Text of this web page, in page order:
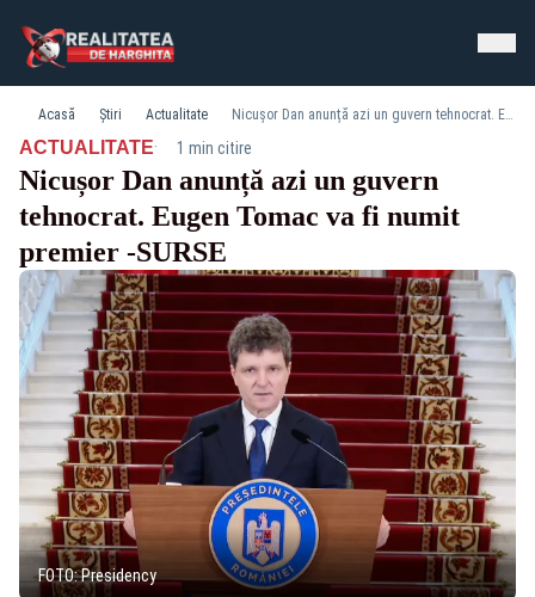
Acasă Știri Actualitate Nicușor Dan anunță azi un guvern tehnocrat. Eugen Tomac va fi numit premier -SURSE
ACTUALITATE· 1 min citire
Nicușor Dan anunță azi un guvern
tehnocrat. Eugen Tomac va fi numit
premier -SURSE
FOTO: Presidency